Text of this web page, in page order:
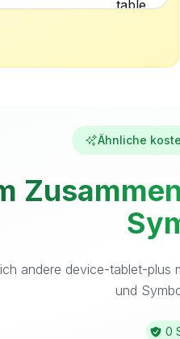
Ähnliche
andere device-tablet-plus
und
0